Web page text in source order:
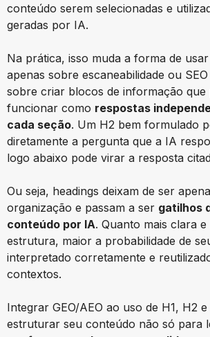
conteúdo serem selecionadas e
geradas por IA.
Na prática, isso muda a forma de
apenas sobre escaneabilidade ou
sobre criar blocos de informação que
funcionar como respostas
cada seção. Um H2 bem formulado
diretamente a pergunta que a IA
logo abaixo pode virar a resposta
Ou seja, headings deixam de ser
organização e passam a ser gatilhos
conteúdo por IA. Quanto mais clara
estrutura, maior a probabilidade de
interpretado corretamente e
contextos.
Integrar GEO/AEO ao uso de H1, H2
estruturar seu conteúdo não só para